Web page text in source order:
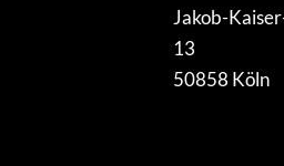
Jakob-
13
50858 Köln